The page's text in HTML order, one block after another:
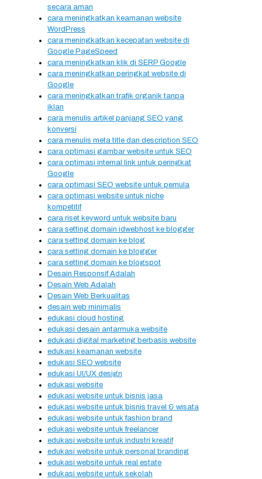
secara aman
cara meningkatkan keamanan website
WordPress
cara meningkatkan kecepatan website di
Google PageSpeed
cara meningkatkan klik di SERP Google
cara meningkatkan peringkat website di
Google
cara meningkatkan trafik organik tanpa
iklan
cara menulis artikel panjang SEO yang
konversi
cara menulis meta title dan description SEO
cara optimasi gambar website untuk SEO
cara optimasi internal link untuk peringkat
Google
cara optimasi SEO website untuk pemula
cara optimasi website untuk niche
kompetitif
cara riset keyword untuk website baru
cara setting domain idwebhost ke blogger
cara setting domain ke blog
cara setting domain ke blogger
cara setting domain ke blogspot
Desain Responsif Adalah
Desain Web Adalah
Desain Web Berkualitas
desain web minimalis
edukasi cloud hosting
edukasi desain antarmuka website
edukasi digital marketing berbasis website
edukasi keamanan website
edukasi SEO website
edukasi UI/UX design
edukasi website
edukasi website untuk bisnis jasa
edukasi website untuk bisnis travel & wisata
edukasi website untuk fashion brand
edukasi website untuk freelancer
edukasi website untuk industri kreatif
edukasi website untuk personal branding
edukasi website untuk real estate
edukasi website untuk sekolah